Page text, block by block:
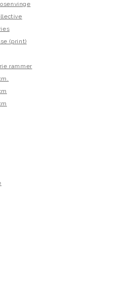
(print)
rammer